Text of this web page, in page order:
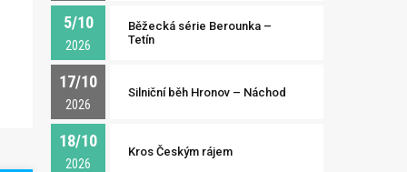
5/10
2026
Běžecká série Berounka –
Tetín
17/10
2026
Silniční běh Hronov – Náchod
18/10
2026
Kros Českým rájem